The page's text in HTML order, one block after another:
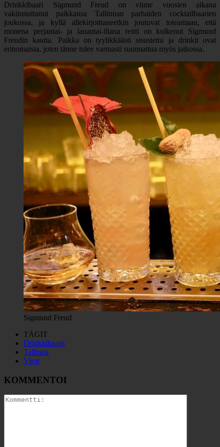
Drinkkibaari Sigmund Freud on viime vuosien aikana
vakiinnuttanut paikkansa Tallinnan parhaiden cocktailbaarien
joukossa, ja kyllä allekirjoittaneetkin joutuvat toteamaan, että
monena perjantai- ja lauantai-iltana reitti on kulkenut Sigmund
Freudin kautta. Paikka on tyylikkäästi sisustettu ja drinkit ovat
erinomaisia, joten tänne tulee varmasti suunnattua myös jatkossa.
Sigmund Freud
TÄGIT
Drinkkibaarit
Tallinna
Virot
KOMMENTOI